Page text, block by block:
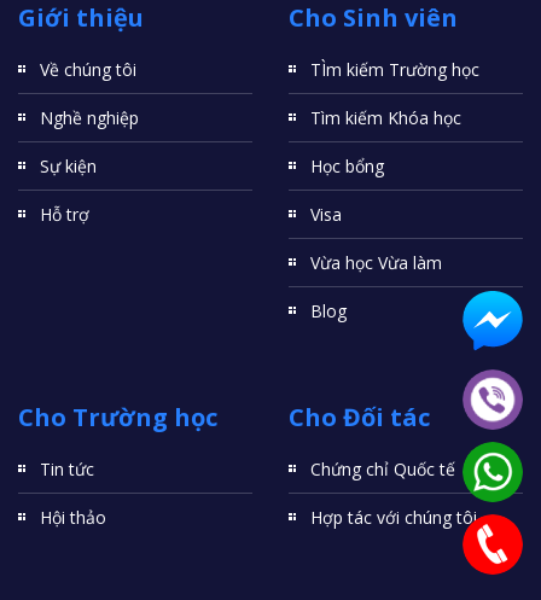
Giới thiệu
Về chúng tôi
Nghề nghiệp
Sự kiện
Hỗ trợ
Cho Sinh viên
TÌm kiếm Trường học
Tìm kiếm Khóa học
Học bổng
Visa
Vừa học Vừa làm
Blog
Cho Trường học
Tin tức
Hội thảo
Cho Đối tác
Chứng chỉ Quốc tế
Hợp tác với chúng tôi